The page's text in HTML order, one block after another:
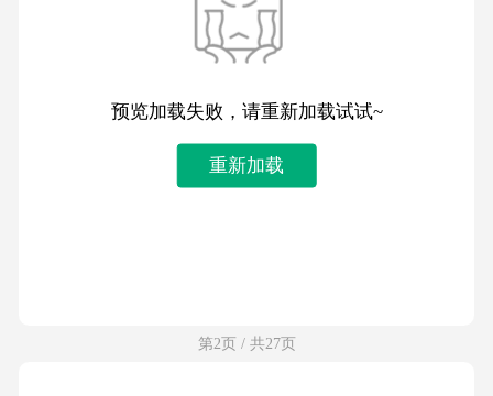
预览加载失败，请重新加载试试~
重新加载
第2页 / 共27页